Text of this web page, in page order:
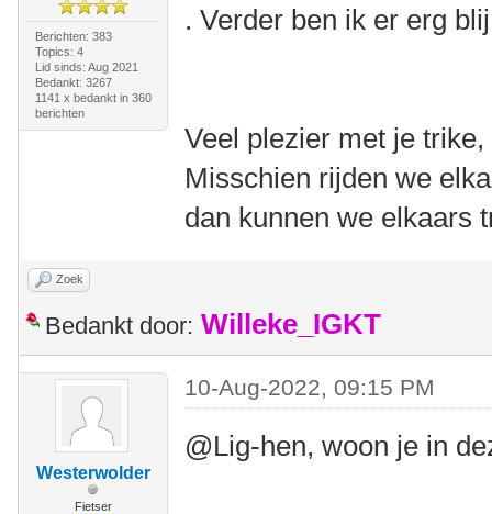
Berichten: 383
Topics: 4
Lid sinds: Aug 2021
Bedankt: 3267
1141 x bedankt in 360
berichten
. Verder ben ik er erg
Veel plezier met je
Misschien rijden we
dan kunnen we elkaars
Zoek
Bedankt door: Willeke_IGKT
Westerwolder
Fietser
10-Aug-2022, 09:15 PM
@Lig-hen, woon je in